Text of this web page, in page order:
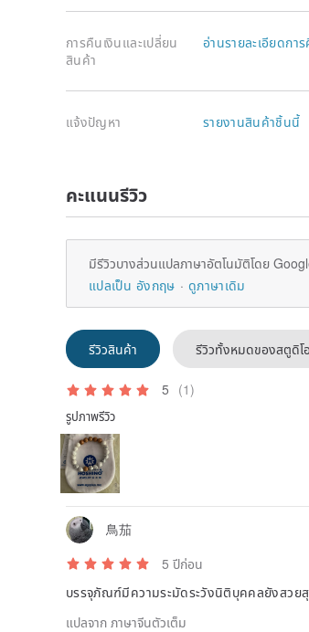
การคืนเงินและเปลี่ยน
สินค้า
อ่านรายละเอียดกา
แจ้งปัญหา รายงานสินค้าชิ้นนี้
คะแนนรีวิว
มีรีวิวบางส่วนแปลภาษาอัตโนมัติโดย
แปลเป็น อังกฤษ
ดูภาษาเดิม
รีวิวสินค้า รีวิวทั้งหมดของสตูดิโอ
5 (1)
รูปภาพรีวิว
鳥茄
5 ปีก่อน
บรรจุภัณฑ์มีความระมัดระวังนิติบุคคลยังสว
แปลจาก ภาษาจีนตัวเต็ม